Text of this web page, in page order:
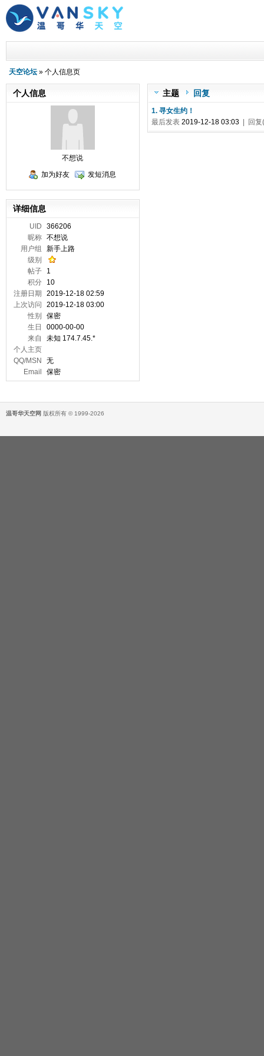
天空论坛 » 个人信息页
主题 回复
1. 寻女生约！
最后发表2019-12-18 03:03 | 回
个人信息
不想说
加为好友
发短消息
详细信息
UID
366206
昵称 不想说
用户组
新手上路
级别
帖子
1
积分
10
注册日期
2019-12-18 02:59
上次访问
2019-12-18 03:00
性别
保密
生日
0000-00-00
来自
未知 174.7.45.*
个人主页
QQ/MSN
无
Email
保密
温哥华天空网 版权所有 © 1999-2026